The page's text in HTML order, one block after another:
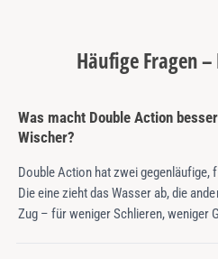
Häufige Fragen
Was macht Double Action
Wischer?
Double Action hat zwei gegenläufige,
Die eine zieht das Wasser ab, die
Zug – für weniger Schlieren, weniger